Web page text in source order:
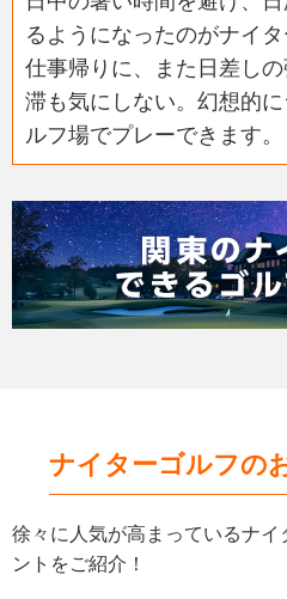
るようになったのがナイタ
仕事帰りに、また日差し
滞も気にしない。幻想的
ルフ場でプレーできます。
ナイターゴルフの
徐々に人気が高まっているナイ
ントをご紹介！